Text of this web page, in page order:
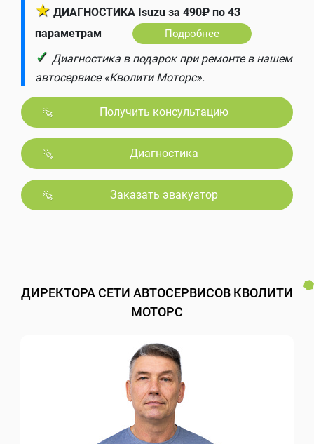
★ ДИАГНОСТИКА Isuzu за 490₽ по 43
параметрам
Подробнее
✓ Диагностика в подарок при ремонте в нашем
автосервисе «Кволити Моторс».
Получить консультацию
Диагностика
Заказать эвакуатор
ДИРЕКТОРА СЕТИ АВТОСЕРВИСОВ КВОЛИТИ
МОТОРС